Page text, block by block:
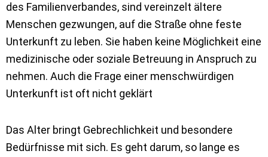
des Familienverbandes, sind vereinzelt ältere
Menschen gezwungen, auf die Straße ohne feste
Unterkunft zu leben. Sie haben keine Möglichkeit eine
medizinische oder soziale Betreuung in Anspruch zu
nehmen. Auch die Frage einer menschwürdigen
Unterkunft ist oft nicht geklärt
Das Alter bringt Gebrechlichkeit und besondere
Bedürfnisse mit sich. Es geht darum, so lange es